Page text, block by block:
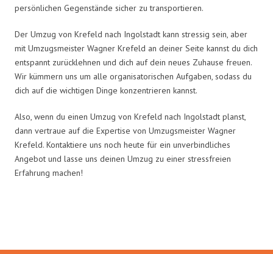
persönlichen Gegenstände sicher zu transportieren.
Der Umzug von Krefeld nach Ingolstadt kann stressig sein, aber
mit Umzugsmeister Wagner Krefeld an deiner Seite kannst du dich
entspannt zurücklehnen und dich auf dein neues Zuhause freuen.
Wir kümmern uns um alle organisatorischen Aufgaben, sodass du
dich auf die wichtigen Dinge konzentrieren kannst.
Also, wenn du einen Umzug von Krefeld nach Ingolstadt planst,
dann vertraue auf die Expertise von Umzugsmeister Wagner
Krefeld. Kontaktiere uns noch heute für ein unverbindliches
Angebot und lasse uns deinen Umzug zu einer stressfreien
Erfahrung machen!